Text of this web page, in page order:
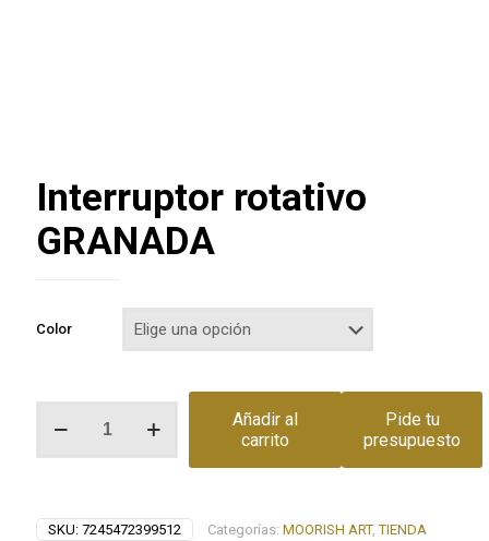
Interruptor rotativo
GRANADA
Color
rotativo
Añadir al
carrito
Pide tu
presupuesto
SKU: 7245472399512 Categorías: MOORISH ART,TIENDA